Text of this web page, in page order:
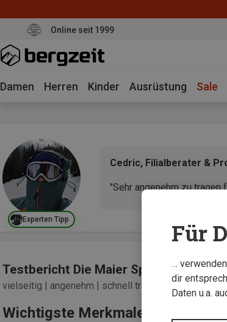
Online seit 1999
Damen Herren Kinder Ausrüstung Sale
Experten Tipp
Cedric, Filialberater &
"Sehr angenehm zu
Testbericht Die Maier Sports Tajo T-
vielseitig | angenehm | schnell trocknend
Wichtigste Merkmale der Tajo
Für
…
dir
Daten u.a.